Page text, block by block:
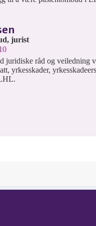
jurist
juridiske råd og veiledning
yrkesskader,